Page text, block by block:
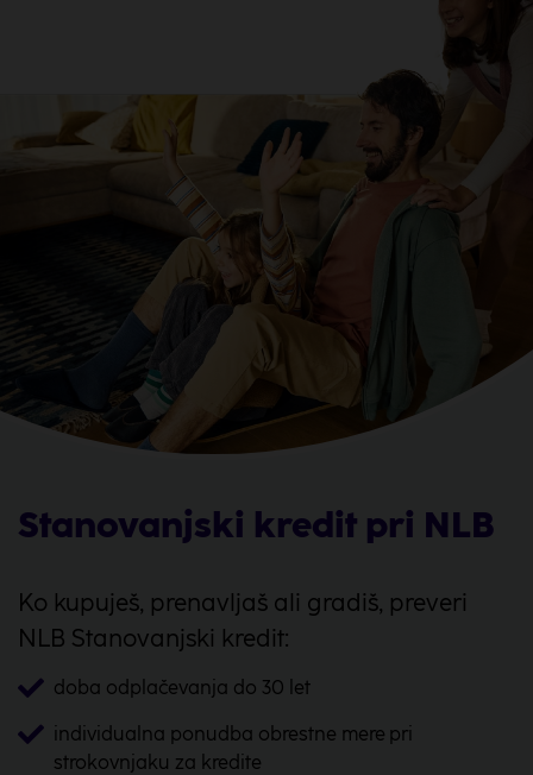
Stanovanjski kredit pri NLB
Ko kupuješ, prenavljaš ali gradiš, preveri
NLB Stanovanjski kredit:
doba odplačevanja do 30 let
individualna ponudba obrestne mere pri
strokovnjaku za kredite